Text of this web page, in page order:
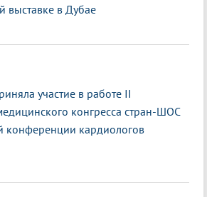
выставке в Дубае
участие в работе II
конгресса стран-ШОС
конференции кардиологов